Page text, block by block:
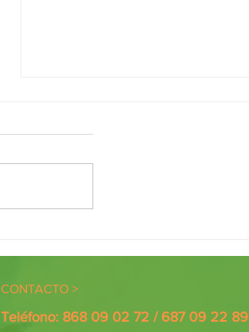
CONTACTO >
Teléfono: 868 09 02 72 / 687 09 22 89